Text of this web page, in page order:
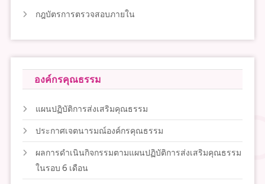
กฎบัตรการตรวจสอบภายใน
องค์กรคุณธรรม
แผนปฏิบัติการส่งเสริมคุณธรรม
ประกาศเจตนารมณ์องค์กรคุณธรรม
ผลการดำเนินกิจกรรมตามแผนปฏิบัติการส่งเสริมคุณธรรม
ในรอบ 6 เดือน